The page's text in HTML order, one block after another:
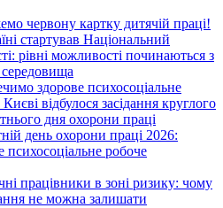
червону картку дитячій праці!
стартував Національний
рівні можливості починаються з
здорове психосоціальне
відбулося засідання круглого
дня охорони праці
день охорони праці 2026:
робоче
працівники в зоні ризику: чому
не можна залишати